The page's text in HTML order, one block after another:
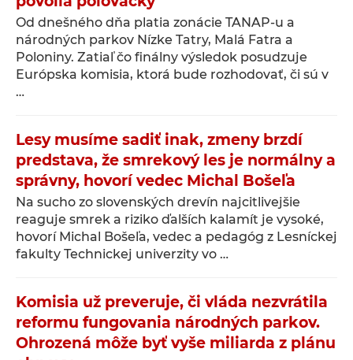
Od dnešného dňa platia zonácie TANAP-u a
národných parkov Nízke Tatry, Malá Fatra a
Poloniny. Zatiaľ čo finálny výsledok posudzuje
Európska komisia, ktorá bude rozhodovať, či sú v
…
Lesy musíme sadiť inak, zmeny brzdí
predstava, že smrekový les je normálny a
správny, hovorí vedec Michal Bošeľa
Na sucho zo slovenských drevín najcitlivejšie
reaguje smrek a riziko ďalších kalamít je vysoké,
hovorí Michal Bošeľa, vedec a pedagóg z Lesníckej
fakulty Technickej univerzity vo …
Komisia už preveruje, či vláda nezvrátila
reformu fungovania národných parkov.
Ohrozená môže byť vyše miliarda z plánu